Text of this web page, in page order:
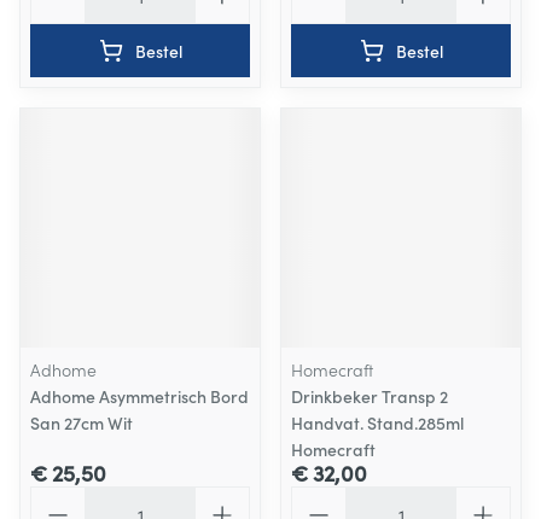
Bestel Bestel
Adhome
Adhome Asymmetrisch Bord
San 27cm Wit
€ 25,50
Homecraft
Drinkbeker Transp 2
Handvat. Stand.285ml
Homecraft
€ 32,00